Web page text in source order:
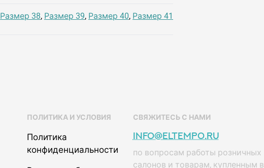
Размер 38, Размер 39, Размер 40, Размер 41
ПОЛИТИКА И УСЛОВИЯ
Политика
конфиденциальности
СВЯЖИТЕСЬ С НАМИ
info@eltempo.ru
по вопросам работы розничных
салонов и товарам, купленным в